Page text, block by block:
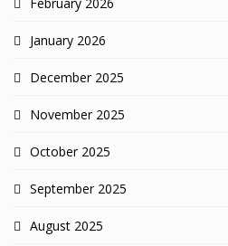
February 2026
January 2026
December 2025
November 2025
October 2025
September 2025
August 2025